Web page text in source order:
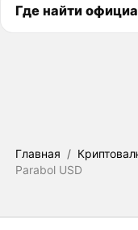
Где найти
Главная /
Parabol USD